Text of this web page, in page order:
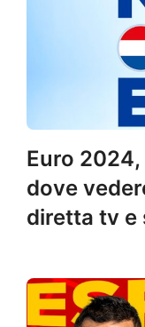
Euro
dove
diretta tv e